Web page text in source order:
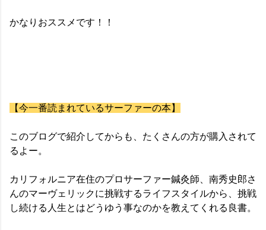
かなりおススメです！！
【今一番読まれているサーファーの本】
このブログで紹介してからも、たくさんの方が購入されて
るよー。
カリフォルニア在住のプロサーファー鍼灸師、南秀史郎さ
んのマーヴェリックに挑戦するライフスタイルから、挑戦
し続ける人生とはどうゆう事なのかを教えてくれる良書。